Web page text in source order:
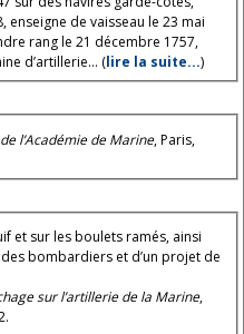
enseigne de vaisseau le 23 mai
rang le 21 décembre 1757,
d’artillerie... (lire la suite...)
l’Académie de Marine, Paris,
et sur les boulets ramés, ainsi
bombardiers et d’un projet de
sur l’artillerie de la Marine,